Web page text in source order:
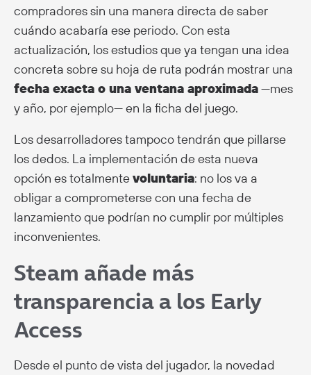
compradores sin una manera directa de saber
cuándo acabaría ese periodo. Con esta
actualización, los estudios que ya tengan una idea
concreta sobre su hoja de ruta podrán mostrar una
fecha exacta o una ventana aproximada—mes
y año, por ejemplo— en la ficha del juego.
Los desarrolladores tampoco tendrán que pillarse
los dedos. La implementación de esta nueva
opción es totalmentevoluntaria: no los va a
obligar a comprometerse con una fecha de
lanzamiento que podrían no cumplir por múltiples
inconvenientes.
Steam añade más
transparencia a los Early
Access
Desde el punto de vista del jugador, la novedad